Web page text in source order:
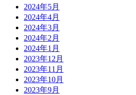
2024年5月
2024年4月
2024年3月
2024年2月
2024年1月
2023年12月
2023年11月
2023年10月
2023年9月